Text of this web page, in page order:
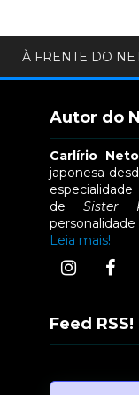
À FRENTE DO
Autor do
Carlírio Neto
japonesa
deSister
Leia mais!
Feed RSS!